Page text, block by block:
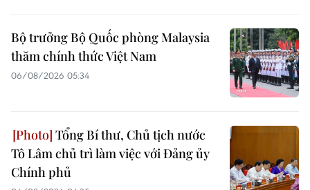
Bộ trưởng Bộ Quốc phòng Malaysia
thăm chính thức Việt Nam
06/08/2026 05:34
Tổng Bí thư, Chủ tịch nước
Tô Lâm chủ trì làm việc với Đảng ủy
Chính phủ